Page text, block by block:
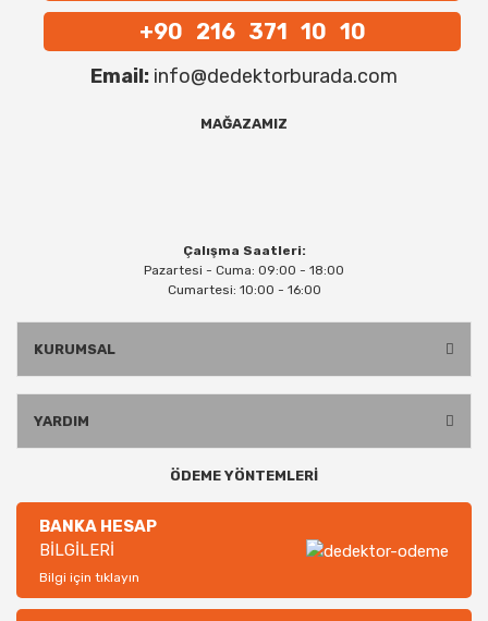
+90 216 371 10 10
Email: info@dedektorburada.com
MAĞAZAMIZ
Çalışma Saatleri:
Pazartesi - Cuma: 09:00 - 18:00
Cumartesi: 10:00 - 16:00
KURUMSAL
YARDIM
ÖDEME YÖNTEMLERİ
BANKA HESAP
BİLGİLERİ
Bilgi için tıklayın